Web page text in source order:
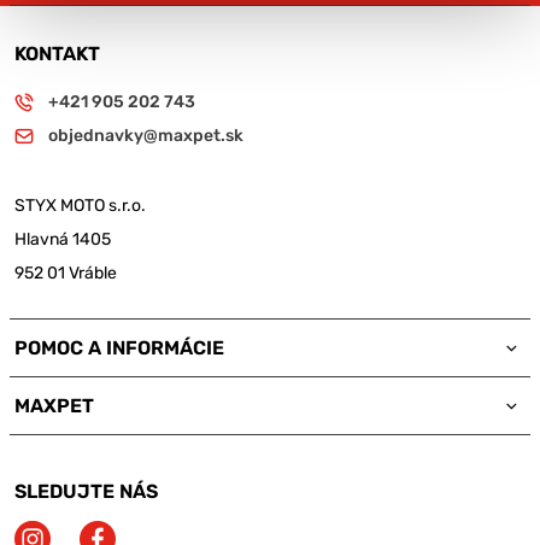
KONTAKT
+421 905 202 743
objednavky@maxpet.sk
STYX MOTO s.r.o.
Hlavná 1405
952 01 Vráble
POMOC A INFORMÁCIE
MAXPET
SLEDUJTE NÁS